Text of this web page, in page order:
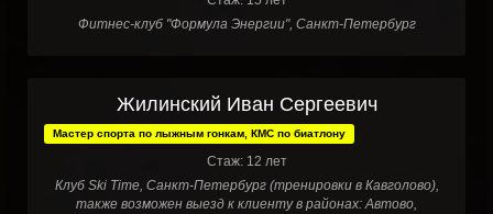
Фитнес-клуб "Формула Энергии", Санкт-Петербург
Жилинский Иван Сергеевич
Мастер спорта по лыжным гонкам, КМС по биатлону
Стаж: 12 лет
Клуб Ski Time, Санкт-Петербург (тренировки в Кавголово),
также возможен выезд к клиенту в районах: Автово,